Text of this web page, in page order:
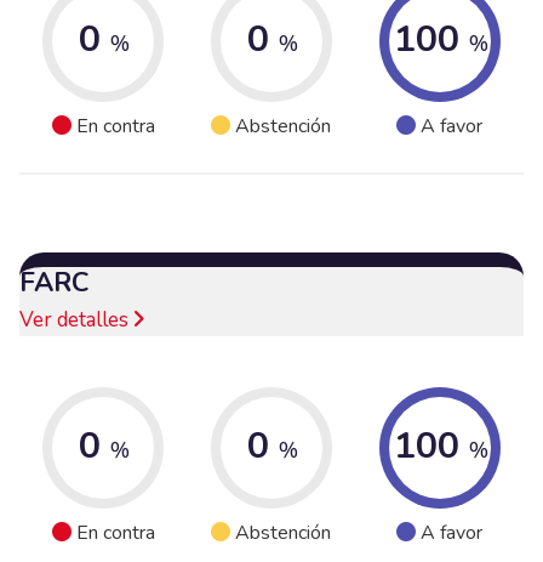
0 %
En contra
0 %
Abstención
100 %
A favor
FARC
Ver detalles
0 %
En contra
0 %
Abstención
100 %
A favor